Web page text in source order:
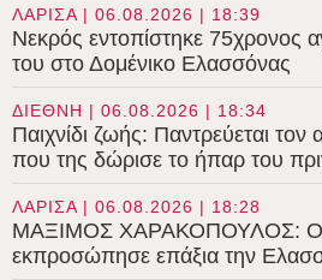
ΛΑΡΙΣΑ | 06.08.2026 | 18:39
Νεκρός εντοπίστηκε 75χρονος
του στο Δομένικο Ελασσόνας
ΔΙΕΘΝΗ | 06.08.2026 | 18:34
Παιχνίδι ζωής: Παντρεύεται
που της δώρισε το ήπαρ του
ΛΑΡΙΣΑ | 06.08.2026 | 18:28
ΜΑΞΙΜΟΣ ΧΑΡΑΚΟΠΟΥΛΟΣ: Ο
εκπροσώπησε επάξια την